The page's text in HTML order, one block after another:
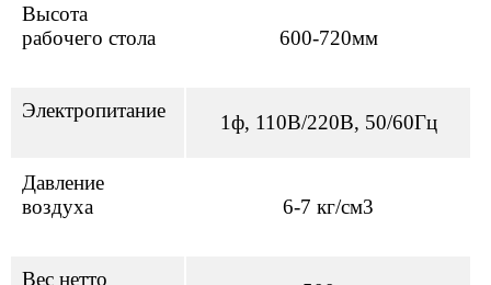
Высота
рабочего стола
600-720мм
Электропитание
1ф, 110В/220В, 50/60Гц
Давление
воздуха
6-7 кг/см3
Вес нетто